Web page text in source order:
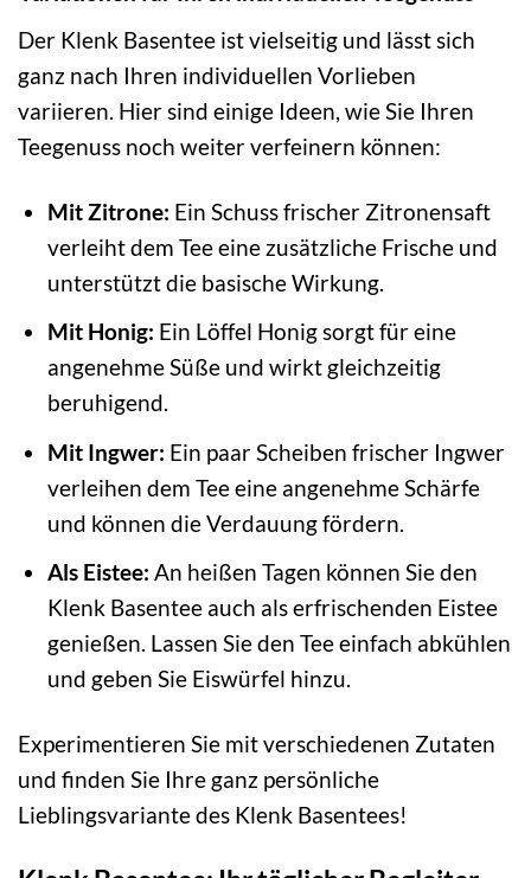
Der Klenk Basentee ist vielseitig und lässt sich
ganz nach Ihren individuellen Vorlieben
variieren. Hier sind einige Ideen, wie Sie Ihren
Teegenuss noch weiter verfeinern können:
Mit Zitrone: Ein Schuss frischer Zitronensaft
verleiht dem Tee eine zusätzliche Frische und
unterstützt die basische Wirkung.
Mit Honig: Ein Löffel Honig sorgt für eine
angenehme Süße und wirkt gleichzeitig
beruhigend.
Mit Ingwer: Ein paar Scheiben frischer Ingwer
verleihen dem Tee eine angenehme Schärfe
und können die Verdauung fördern.
Als Eistee: An heißen Tagen können Sie den
Klenk Basentee auch als erfrischenden Eistee
genießen. Lassen Sie den Tee einfach abkühlen
und geben Sie Eiswürfel hinzu.
Experimentieren Sie mit verschiedenen Zutaten
und finden Sie Ihre ganz persönliche
Lieblingsvariante des Klenk Basentees!